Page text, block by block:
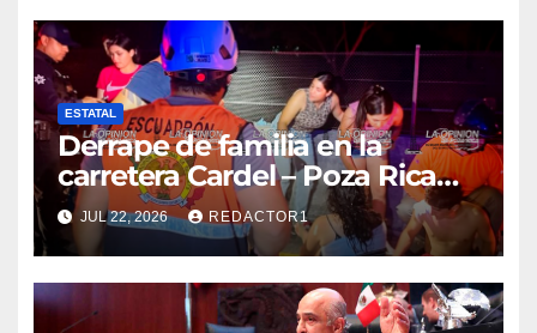
ESTATAL
Derrape de familia en la
carretera Cardel – Poza Rica
reaviva críticas por tardanza
de ambulancia municipal
JUL 22, 2026 REDACTOR1